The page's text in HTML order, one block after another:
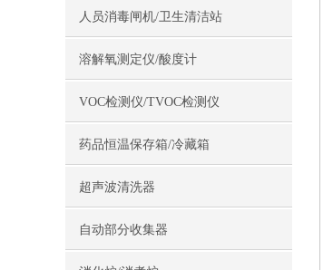
人员消毒闸机/卫生清洁站
溶解氧测定仪/酸度计
VOC检测仪/TVOC检测仪
药品恒温保存箱/冷藏箱
超声波清洗器
自动部分收集器